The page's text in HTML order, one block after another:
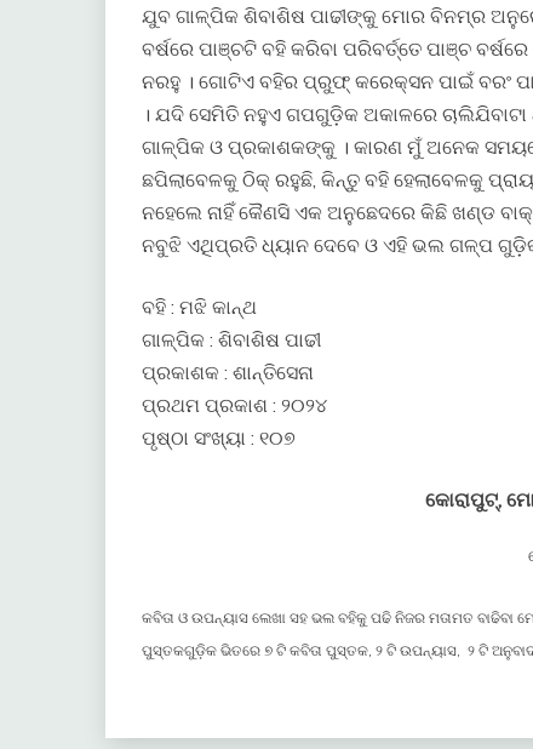
ଯୁବ ଗାଳ୍ପିକ ଶିବାଶିଷ ପାଢୀଙ୍କୁ ମୋର ବିନମ୍ର
ବର୍ଷରେ ପାଞ୍ଚଟି ବହି କରିବା ପରିବର୍ତ୍ତେ ପାଞ୍ଚ
ନରହୁ । ଗୋଟିଏ ବହିର ପ୍ରୁଫ୍ କରେକ୍ସନ ପାଇଁ ବରଂ
। ଯଦି ସେମିତି ନହୁଏ ଗପଗୁଡ଼ିକ ଅକାଳରେ
ଗାଳ୍ପିକ ଓ ପ୍ରକାଶକଙ୍କୁ । କାରଣ ମୁଁ ଅନେକ
ଛପିଲାବେଳକୁ ଠିକ୍ ରହୁଛି, କିନ୍ତୁ ବହି ହେଲାବେଳକୁ
ନହେଲେ ନାହିଁ କୈଣସି ଏକ ଅନୁଛେଦରେ କିଛି ଖଣ୍ଡ
ନବୁଝି ଏଥିପ୍ରତି ଧ୍ୟାନ ଦେବେ ଓ ଏହି ଭଲ ଗଳ୍ପ
ବହି : ମଝି କାନ୍ଥ
ଗାଳ୍ପିକ : ଶିବାଶିଷ ପାଢୀ
ପ୍ରକାଶକ : ଶାନ୍ତିସେନା
ପ୍ରଥମ ପ୍ରକାଶ : ୨୦୨୪
ପୃଷ୍ଠା ସଂଖ୍ୟା : ୧୦୭
କୋରାପୁଟ୍,
କବିତା ଓ ଉପନ୍ୟାସ ଲେଖା ସହ ଭଲ ବହିକୁ ପଢି ନିଜର ମତାମତ
ପୁସ୍ତକଗୁଡ଼ିକ ଭିତରେ ୭ ଟି କବିତା ପୁସ୍ତକ, ୨ ଟି ଉପନ୍ୟାସ, ୨ ଟି